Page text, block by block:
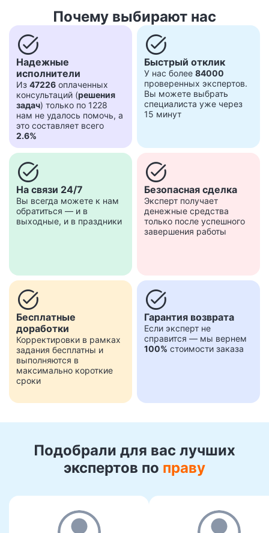
Почему выбирают нас
task_alt
Надежные
исполнители
Из 47226 оплаченных
консультаций (решения
задач) только по 1228
нам не удалось помочь, а
это составляет всего
2.6%
task_alt
Быстрый отклик
У нас более 84000
проверенных экспертов.
Вы можете выбрать
специалиста уже через
15 минут
task_alt
На связи 24/7
Вы всегда можете к нам
обратиться — и в
выходные, и в праздники
task_alt
Безопасная сделка
Эксперт получает
денежные средства
только после успешного
завершения работы
task_alt
Бесплатные
доработки
Корректировки в рамках
задания бесплатны и
выполняются в
максимально короткие
сроки
task_alt
Гарантия возврата
Если эксперт не
справится — мы вернем
100% стоимости заказа
Подобрали для вас лучших
экспертов по праву